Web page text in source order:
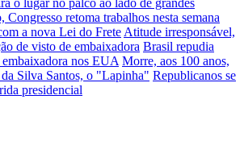
Congresso retoma trabalhos nesta semana
a nova Lei do Frete Atitude irresponsável,
de visto de embaixadora Brasil repudia
nos EUA Morre, aos 100 anos,
Silva Santos, o "Lapinha" Republicanos se
presidencial